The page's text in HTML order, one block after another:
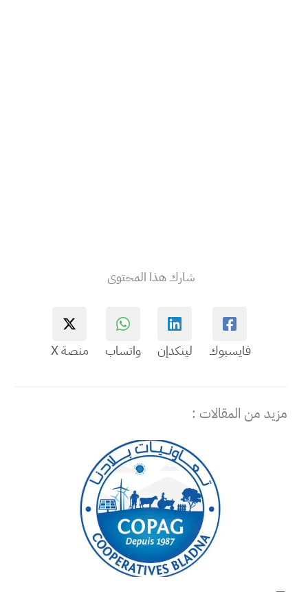
شارك هذا المحتوى
فايسبوك لينكدإن واتساب منصة X
مزيد من المقالات :